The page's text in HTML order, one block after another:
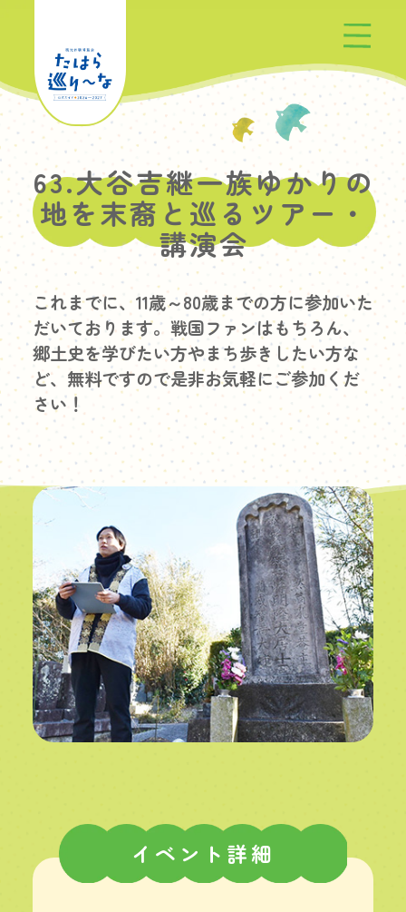
たはら巡り〜なとは
プログラム一覧
お知らせ
参加方法
63.大谷吉継一族ゆかりの
地を末裔と巡るツアー・
講演会
これまでに、11歳～80歳までの方に参加いた
だいております。戦国ファンはもちろん、
郷土史を学びたい方やまち歩きしたい方な
ど、無料ですので是非お気軽にご参加くだ
さい！
イベント詳細